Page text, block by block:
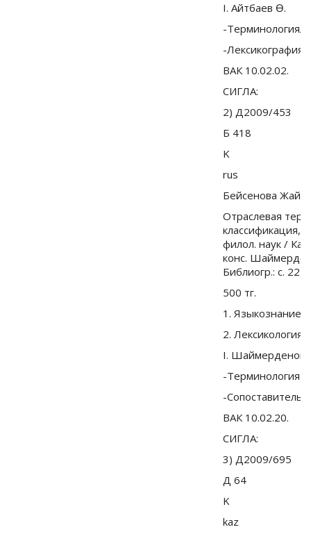
I. Айтбаев Ө.
-
-
ВАК 10.02.02.
СИГЛА:
2) Д2009/453
Б 418
K
rus
Бейсенова
Отраслевая
классификация,
филол. наук /
конс.
Библиогр.: с.
500 тг.
1. Языкознание
2. Лексикология
I.
-Терминология
-
ВАК 10.02.20.
СИГЛА:
3) Д2009/695
Д 64
K
kaz